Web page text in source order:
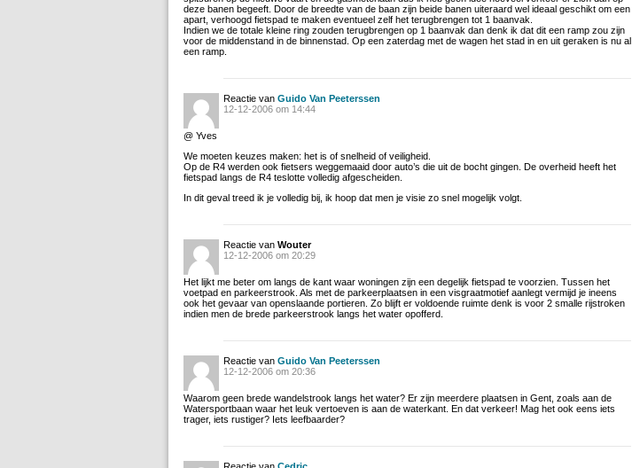
deze banen begeeft. Door de breedte van de baan zijn beide banen uiteraard wel ideaal geschikt om een
apart, verhoogd fietspad te maken eventueel zelf het terugbrengen tot 1 baanvak.
Indien we de totale kleine ring zouden terugbrengen op 1 baanvak dan denk ik dat dit een ramp zou zijn
voor de middenstand in de binnenstad. Op een zaterdag met de wagen het stad in en uit geraken is nu al
een ramp.
Reactie van Guido Van Peeterssen
12-12-2006 om 14:44
@ Yves
We moeten keuzes maken: het is of snelheid of veiligheid.
Op de R4 werden ook fietsers weggemaaid door auto’s die uit de bocht gingen. De overheid heeft het
fietspad langs de R4 teslotte volledig afgescheiden.
In dit geval treed ik je volledig bij, ik hoop dat men je visie zo snel mogelijk volgt.
Reactie van Wouter
12-12-2006 om 20:29
Het lijkt me beter om langs de kant waar woningen zijn een degelijk fietspad te voorzien. Tussen het
voetpad en parkeerstrook. Als met de parkeerplaatsen in een visgraatmotief aanlegt vermijd je ineens
ook het gevaar van openslaande portieren. Zo blijft er voldoende ruimte denk is voor 2 smalle rijstroken
indien men de brede parkeerstrook langs het water opofferd.
Reactie van Guido Van Peeterssen
12-12-2006 om 20:36
Waarom geen brede wandelstrook langs het water? Er zijn meerdere plaatsen in Gent, zoals aan de
Watersportbaan waar het leuk vertoeven is aan de waterkant. En dat verkeer! Mag het ook eens iets
trager, iets rustiger? Iets leefbaarder?